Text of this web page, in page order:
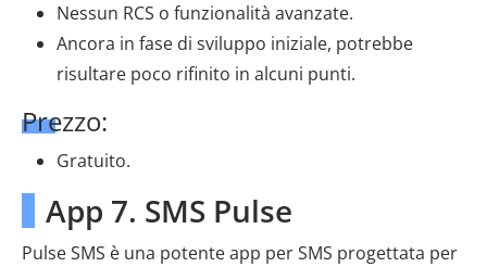
Nessun RCS o funzionalità avanzate.
Ancora in fase di sviluppo iniziale, potrebbe
risultare poco rifinito in alcuni punti.
Prezzo:
Gratuito.
App 7. SMS Pulse
Pulse SMS è una potente app per SMS progettata per